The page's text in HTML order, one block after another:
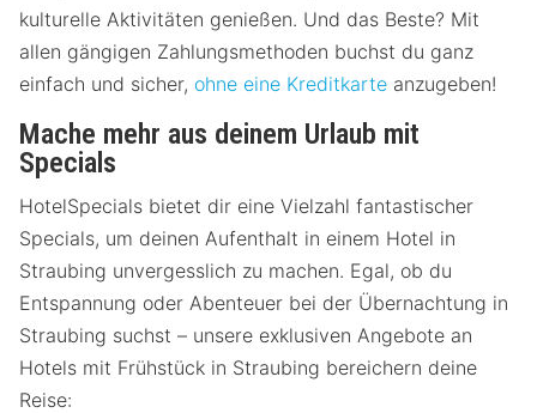
kulturelle Aktivitäten genießen. Und das Beste? Mit
allen gängigen Zahlungsmethoden buchst du ganz
einfach und sicher, ohne eine Kreditkarte anzugeben!
Mache mehr aus deinem Urlaub mit
Specials
HotelSpecials bietet dir eine Vielzahl fantastischer
Specials, um deinen Aufenthalt in einem Hotel in
Straubing unvergesslich zu machen. Egal, ob du
Entspannung oder Abenteuer bei der Übernachtung in
Straubing suchst – unsere exklusiven Angebote an
Hotels mit Frühstück in Straubing bereichern deine
Reise: